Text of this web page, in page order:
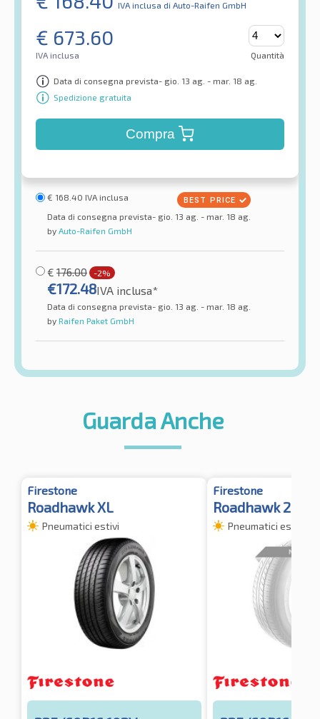
IVA inclusa di Auto-Raifen GmbH
€ 673.60
IVA inclusa Quantità
Data di consegna prevista- gio. 13 ag. - mar. 18 ag.
Spedizione gratuita
Compra
€ 168.40 IVA inclusa
Data di consegna prevista- gio. 13 ag. - mar. 18 ag.
by Auto-Raifen GmbH
€ 176.00 -2%
€172.48IVA inclusa*
Data di consegna prevista- gio. 13 ag. - mar. 18 ag.
by Raifen Paket GmbH
Guarda Anche
Firestone
Roadhawk XL
Pneumatici estivi
Firestone
Roadhawk 2 TL
Pneumatici estivi